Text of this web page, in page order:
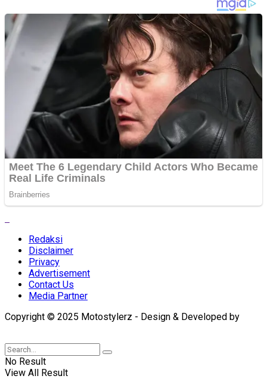
Redaksi
Disclaimer
Privacy
Advertisement
Contact Us
Media Partner
Copyright © 2025 Motostylerz - Design & Developed by
No Result
View All Result